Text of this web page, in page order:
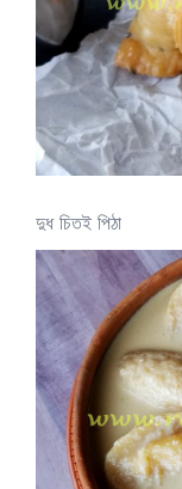
দুধ চিতই পিঠা